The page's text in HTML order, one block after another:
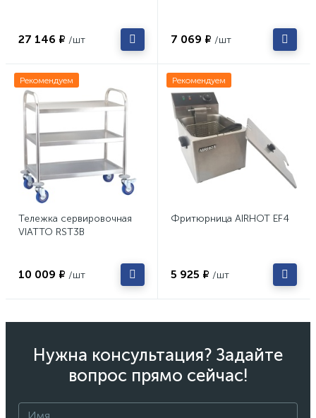
27 146 ₽ /шт 7 069 ₽ /шт
Рекомендуем
Тележка сервировочная
VIATTO RST3B
10 009 ₽ /шт
Рекомендуем
Фритюрница AIRHOT EF4
5 925 ₽ /шт
Нужна консультация? Задайте
вопрос прямо сейчас!